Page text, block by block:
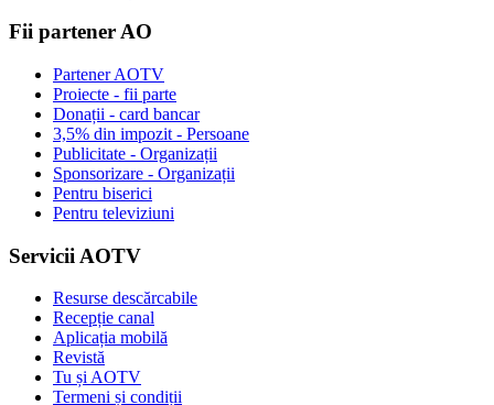
Fii partener AO
Partener AOTV
Proiecte - fii parte
Donații - card bancar
3,5% din impozit - Persoane
Publicitate - Organizații
Sponsorizare - Organizații
Pentru biserici
Pentru televiziuni
Servicii AOTV
Resurse descărcabile
Recepție canal
Aplicația mobilă
Revistă
Tu și AOTV
Termeni și condiții